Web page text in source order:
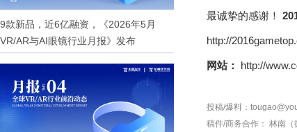
9款新品，近6亿融资，《2026年5月
VR/AR与AI眼镜行业月报》发布
最诚挚的感谢！
http://
网站： http://
投稿/爆料：
稿件/商务合作： 林南（